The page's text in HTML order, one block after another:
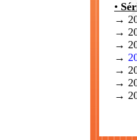
•
→
→
→
→
→
→
→